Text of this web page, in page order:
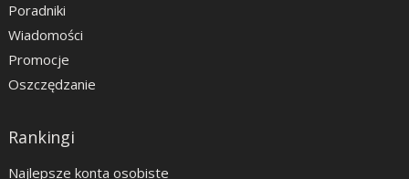
Poradniki
Wiadomości
Promocje
Oszczędzanie
Rankingi
Najlepsze konta osobiste